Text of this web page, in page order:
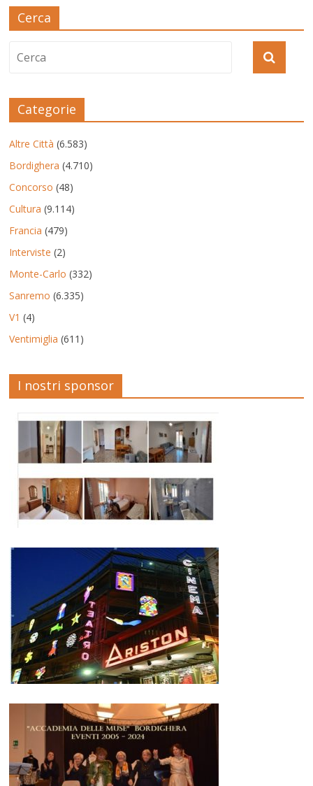
Cerca
Categorie
Altre Città (6.583)
Bordighera (4.710)
Concorso (48)
Cultura (9.114)
Francia (479)
Interviste (2)
Monte-Carlo (332)
Sanremo (6.335)
V1 (4)
Ventimiglia (611)
I nostri sponsor